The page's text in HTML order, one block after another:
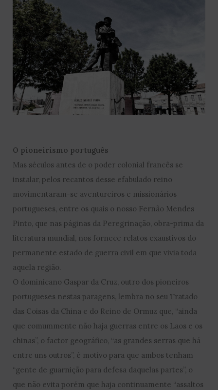
O pioneirismo português
Mas séculos antes de o poder colonial francês se
instalar, pelos recantos desse efabulado reino
movimentaram-se aventureiros e missionários
portugueses, entre os quais o nosso Fernão Mendes
Pinto, que nas páginas da Peregrinação, obra-prima da
literatura mundial, nos fornece relatos exaustivos do
permanente estado de guerra civil em que vivia toda
aquela região.
O dominicano Gaspar da Cruz, outro dos pioneiros
portugueses nestas paragens, lembra no seu Tratado
das Coisas da China e do Reino de Ormuz que, “ainda
que comummente não haja guerras entre os Laos e os
chinas”, o factor geográfico, “as grandes serras que há
entre uns outros”, é motivo para que ambos tenham
“gente de guarnição para defesa daquelas partes”, o
que não evita porém que haja continuamente “assaltos